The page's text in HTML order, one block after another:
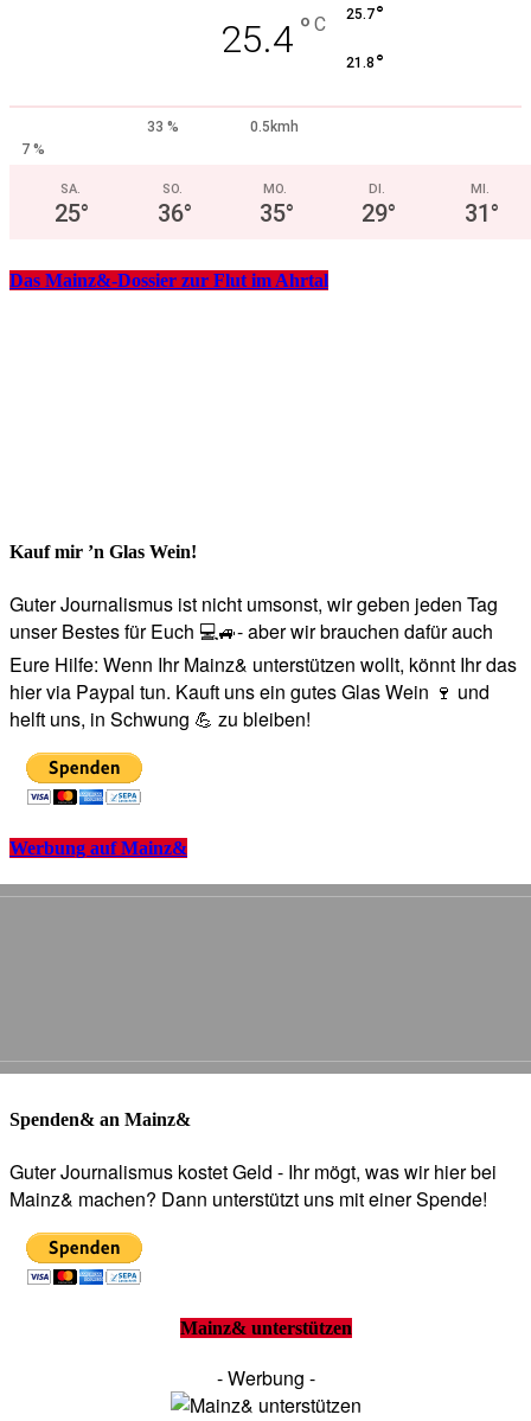
25.4 ° C 25.7°
21.8 °
33 %
0.5kmh
7 %
SA.
25°
SO.
36°
MO.
35°
DI.
29°
MI.
31°
Das Mainz&-Dossier zur Flut im Ahrtal
Kauf mir ’n Glas Wein!
Guter Journalismus ist nicht umsonst, wir geben jeden Tag
unser Bestes für Euch 💻🚙- aber wir brauchen dafür auch
Eure Hilfe: Wenn Ihr Mainz& unterstützen wollt, könnt Ihr das
hier via Paypal tun. Kauft uns ein gutes Glas Wein 🍷 und
helft uns, in Schwung 💪 zu bleiben!
Werbung auf Mainz&
Spenden& an Mainz&
Guter Journalismus kostet Geld - Ihr mögt, was wir hier bei
Mainz& machen? Dann unterstützt uns mit einer Spende!
Mainz& unterstützen
- Werbung -